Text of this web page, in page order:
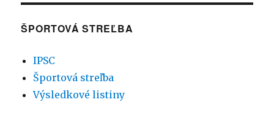
ŠPORTOVÁ STREĽBA
IPSC
Športová streľba
Výsledkové listiny